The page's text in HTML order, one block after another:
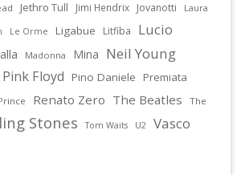
Jethro Tull Jimi Hendrix Jovanotti
Laura
Le Orme Ligabue Litfiba
Lucio
Madonna Mina Neil Young
Pink Floyd Pino Daniele
Premiata
Renato Zero The Beatles
The
Stones Tom Waits U2
Vasco